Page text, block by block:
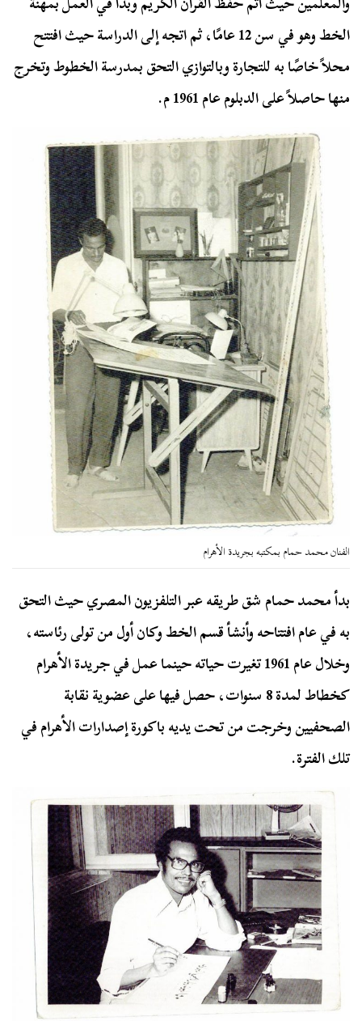
الخط وهو في سن 12 عامًا، ثم اتجه إلى الدراسة حيث افتتح
محلاً خاصًا به للتجارة وبالتوازي التحق بمدرسة الخطوط وتخرج
منها حاصلاً على الدبلوم عام 1961 م.
الفنان محمد حمام بمكتبه بجريدة الأهرام
بدأ محمد حمام شق طريقه عبر التلفزيون المصري حيث التحق
به في عام افتتاحه وأنشأ قسم الخط وكان أول من تولى رئاسته،
وخلال عام 1961 تغيرت حياته حينما عمل في جريدة الأهرام
كخطاط لمدة 8 سنوات، حصل فيها على عضوية نقابة
الصحفيين وخرجت من تحت يديه باكورة إصدارات الأهرام في
تلك الفترة.